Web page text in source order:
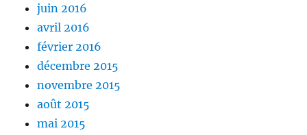
juin 2016
avril 2016
février 2016
décembre 2015
novembre 2015
août 2015
mai 2015